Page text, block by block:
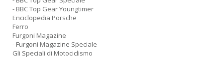
- BBC Top Gear Youngtimer
Enciclopedia Porsche
Ferro
Furgoni Magazine
- Furgoni Magazine Speciale
Gli Speciali di Motociclismo